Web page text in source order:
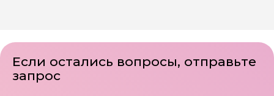
Если остались вопросы, отправьте
запрос